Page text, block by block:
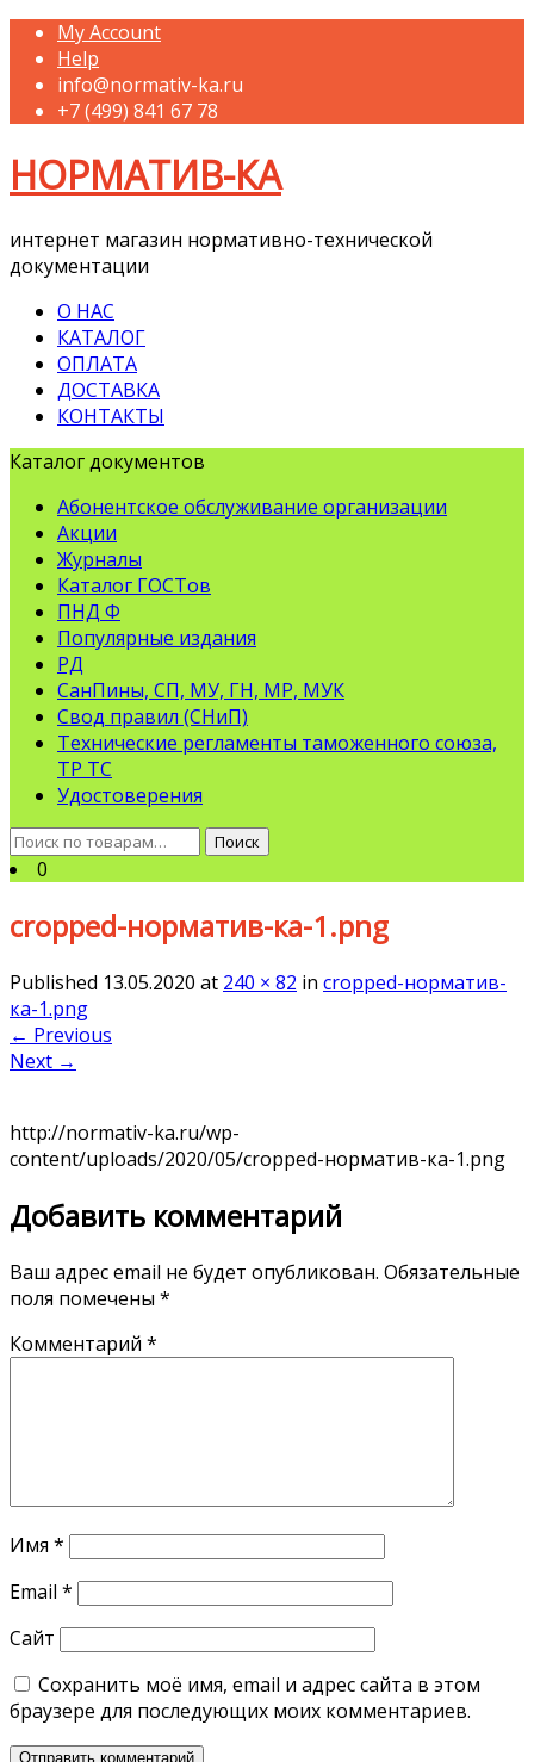
My Account
Help
info@normativ-ka.ru
+7 (499) 841 67 78
НОРМАТИВ-КА
интернет магазин нормативно-технической
документации
О НАС
КАТАЛОГ
ОПЛАТА
ДОСТАВКА
КОНТАКТЫ
Каталог документов
Абонентское обслуживание организации
Акции
Журналы
Каталог ГОСТов
ПНД Ф
Популярные издания
РД
СанПины, СП, МУ, ГН, МР, МУК
Свод правил (СНиП)
Технические регламенты таможенного союза,
ТР ТС
Удостоверения
Искать:
Поиск
0
cropped-норматив-ка-1.png
Published 13.05.2020 at 240 × 82 in cropped-норматив-
ка-1.png
← Previous
Next →
http://normativ-ka.ru/wp-
content/uploads/2020/05/cropped-норматив-ка-1.png
Добавить комментарий
Ваш адрес email не будет опубликован. Обязательные
поля помечены *
Комментарий *
Имя *
Email *
Сайт
Сохранить моё имя, email и адрес сайта в этом
браузере для последующих моих комментариев.